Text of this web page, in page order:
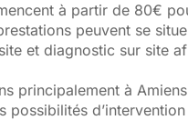
à partir de 80€
peuvent se
et diagnostic sur site
principalement à
possibilités